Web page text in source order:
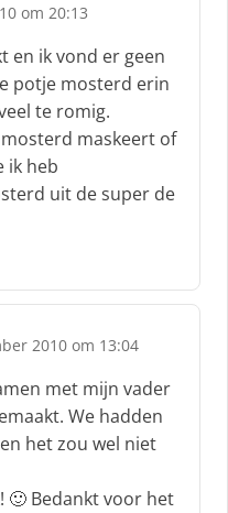
om 20:13
en ik vond er geen
potje mosterd erin
te romig.
maskeert of
ik heb
uit de super de
2010 om 13:04
met mijn vader
We hadden
het zou wel niet
🙂 Bedankt voor het